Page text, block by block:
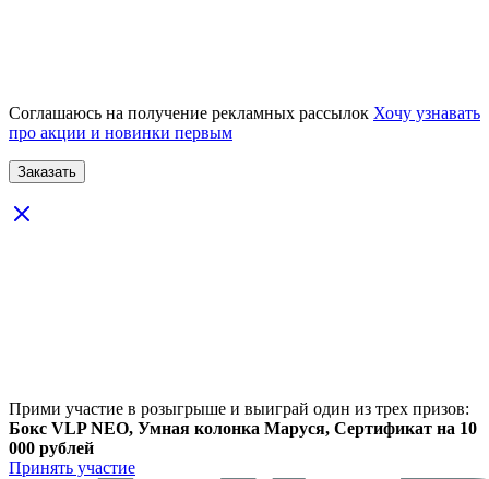
Соглашаюсь на получение рекламных рассылок Хочу узнавать
про акции и новинки первым
Прими участие в розыгрыше и выиграй один из трех призов:
Бокс VLP NEO, Умная колонка Маруся, Сертификат на 10
000 рублей
Принять участие